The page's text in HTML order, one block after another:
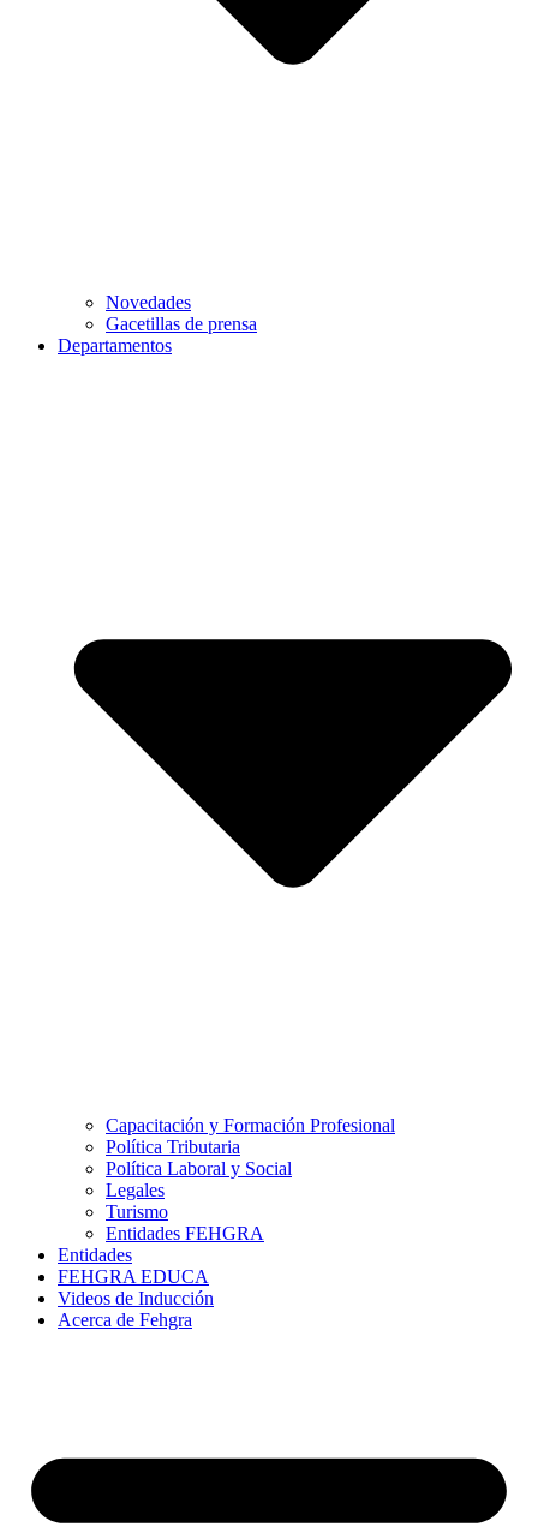
Novedades
Gacetillas de prensa
Departamentos
Capacitación y Formación Profesional
Política Tributaria
Política Laboral y Social
Legales
Turismo
Entidades FEHGRA
Entidades
FEHGRA EDUCA
Videos de Inducción
Acerca de Fehgra